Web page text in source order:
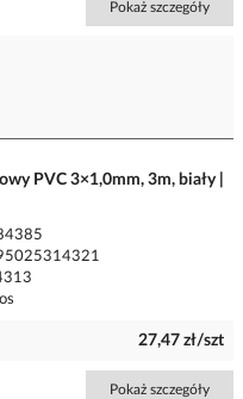
Pokaż szczegóły
PVC 3×1,0mm, 3m, biały |
27,47 zł/szt
Pokaż szczegóły